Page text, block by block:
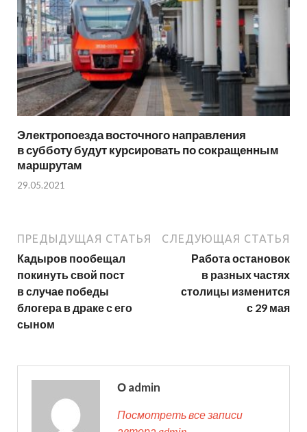
Электропоезда восточного направления
в субботу будут курсировать по сокращенным
маршрутам
29.05.2021
ПРЕДЫДУЩАЯ СТАТЬЯ
Кадыров пообещал
покинуть свой пост
в случае победы
блогера в драке с его
сыном
СЛЕДУЮЩАЯ СТАТЬЯ
Работа остановок
в разных частях
столицы изменится
с 29 мая
О admin
Посмотреть все записи